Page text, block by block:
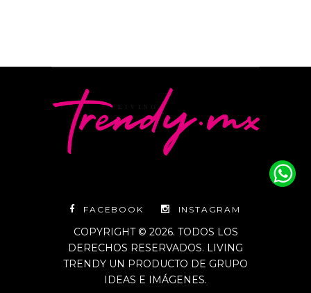
FACEBOOK INSTAGRAM
COPYRIGHT © 2026. TODOS LOS
DERECHOS RESERVADOS. LIVING
TRENDY UN PRODUCTO DE GRUPO
IDEAS E IMÁGENES.